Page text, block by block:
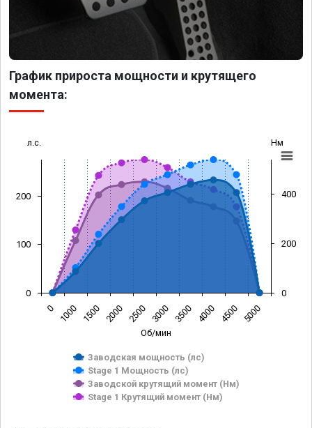
График прироста мощности и крутящего
момента:
Об/мин
л.с. Нм
Заводская мощность (лс)
Stage 1 Мощность (лс)
Заводской крутящий момент (Нм)
Stage 1 Крутящий момент (Нм)
0 1000 1500 2000 2500 3000 3500 4000 4500 5000
0
100
200
0
200
400